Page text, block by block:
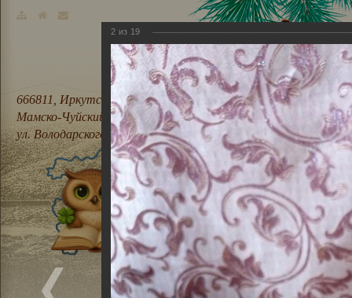
666811, Иркутская область,
Мамско-Чуйский район, п. Мама,
ул. Володарского, 21
2 из 19